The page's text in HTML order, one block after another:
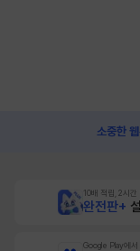
소중한
10배 적립, 2시간
완전판+
Google Play에서